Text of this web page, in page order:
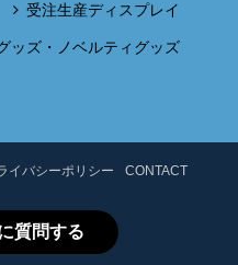
受注生産ディスプレイ
ッズ・ノベルティグッズ
イバシーポリシー CONTACT
質問する